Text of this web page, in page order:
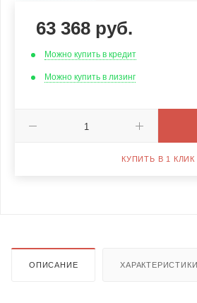
63 368 руб.
Можно купить в кредит
Можно купить в лизинг
КУПИТЬ В 1 КЛИК
ОПИСАНИЕ ХАРАКТЕРИСТИКИ